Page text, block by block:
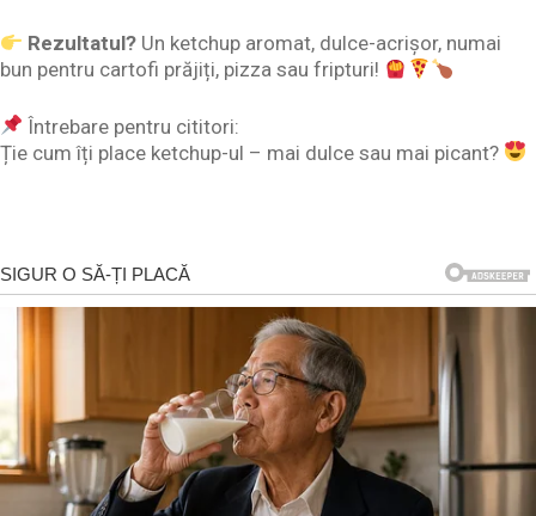
Rezultatul? Un ketchup aromat, dulce-acrișor, numai
bun pentru cartofi prăjiți, pizza sau fripturi!
Întrebare pentru cititori:
Ție cum îți place ketchup-ul – mai dulce sau mai picant?